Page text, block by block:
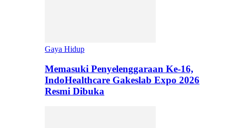
Gaya Hidup
Memasuki Penyelenggaraan Ke-16,
IndoHealthcare Gakeslab Expo 2026
Resmi Dibuka